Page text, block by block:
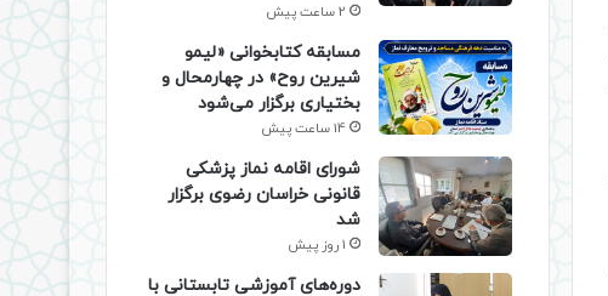
2 ساعت پیش
مسابقه کتابخوانی «لیمو
شیرین روح» در چهارمحال و
بختیاری برگزار می‌شود
14 ساعت پیش
شورای اقامه نماز پزشکی
قانونی خراسان رضوی برگزار
شد
1 روز پیش
دوره‌های آموزشی تابستانی با